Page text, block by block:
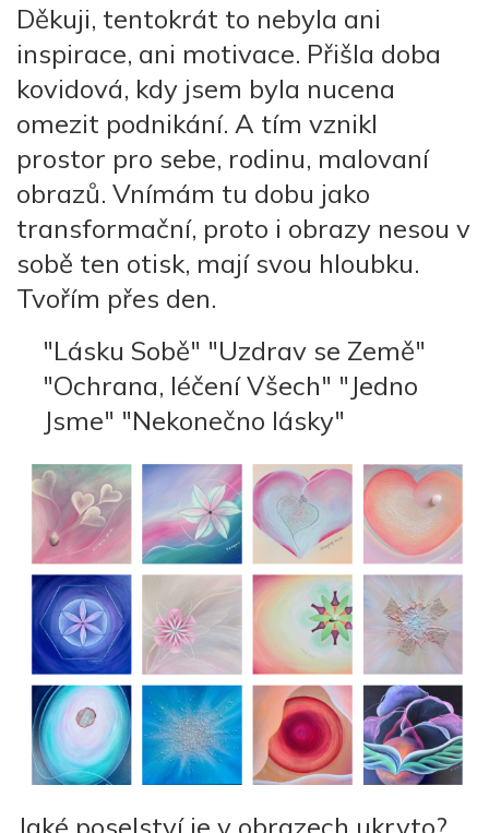
Děkuji, tentokrát to nebyla ani
inspirace, ani motivace. Přišla doba
kovidová, kdy jsem byla nucena
omezit podnikání. A tím vznikl
prostor pro sebe, rodinu, malovaní
obrazů. Vnímám tu dobu jako
transformační, proto i obrazy nesou v
sobě ten otisk, mají svou hloubku.
Tvořím přes den.
"Lásku Sobě" "Uzdrav se Země"
"Ochrana, léčení Všech" "Jedno
Jsme" "Nekonečno lásky"
Jaké poselství je v obrazech ukryto?